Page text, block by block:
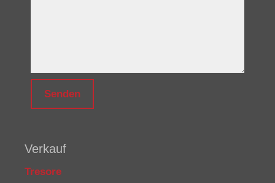
Verkauf
Tresore